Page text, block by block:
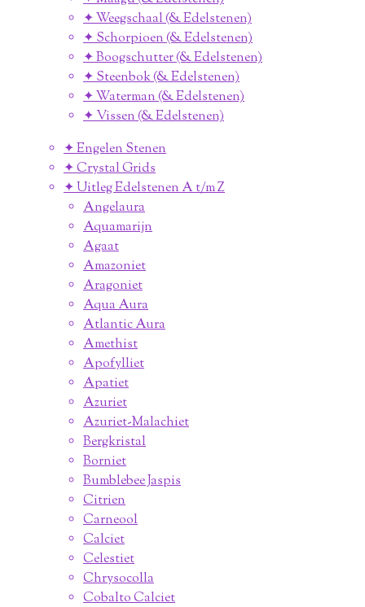
✦ Weegschaal (& Edelstenen)
✦ Schorpioen (& Edelstenen)
✦ Boogschutter (& Edelstenen)
✦ Steenbok (& Edelstenen)
✦ Waterman (& Edelstenen)
✦ Vissen (& Edelstenen)
✦ Engelen Stenen
✦ Crystal Grids
✦ Uitleg Edelstenen A t/m Z
Angelaura
Aquamarijn
Agaat
Amazoniet
Aragoniet
Aqua Aura
Atlantic Aura
Amethist
Apofylliet
Apatiet
Azuriet
Azuriet-Malachiet
Bergkristal
Borniet
Bumblebee Jaspis
Citrien
Carneool
Calciet
Celestiet
Chrysocolla
Cobalto Calciet